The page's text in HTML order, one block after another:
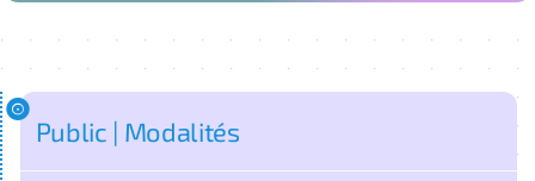
Public | Modalités